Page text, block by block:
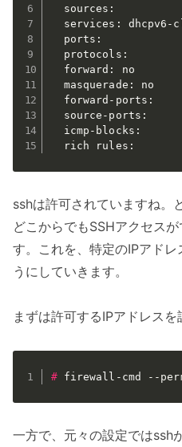
  sources:
services: dhcpv6-
  ports:
  protocols:
  forward: no
  masquerade: no
  forward-ports:
  source-ports:
  icmp-blocks:
  rich rules:
sshは許可されていますね。
どこからでもSSHアクセス
す。これを、特定のIPアド
うにしていきます。
まずは許可するIPアドレスを
# firewall-cmd --
一方で、元々の設定ではssh